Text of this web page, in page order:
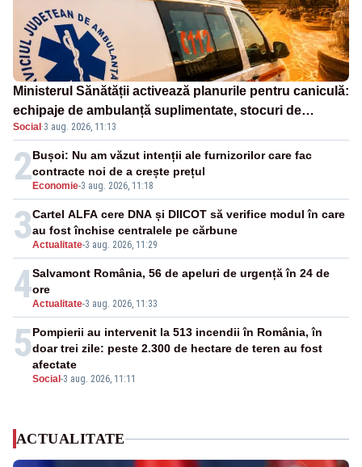
Ministerul Sănătății activează planurile pentru caniculă:
echipaje de ambulanță suplimentate, stocuri de
medicamente verificate și puncte de apă în spațiile
publice
Social ·3 aug. 2026, 11:13
2 Economie-3 aug. 2026, 11:18
Bușoi: Nu am văzut intenții ale furnizorilor care fac
contracte noi de a crește prețul
3Actualitate-3 aug. 2026, 11:29
Cartel ALFA cere DNA și DIICOT să verifice modul în care
au fost închise centralele pe cărbune
4Actualitate-3 aug. 2026, 11:33
Salvamont România, 56 de apeluri de urgență în 24 de
ore
5
Social -3 aug. 2026, 11:11
Pompierii au intervenit la 513 incendii în România, în
doar trei zile: peste 2.300 de hectare de teren au fost
afectate
ACTUALITATE